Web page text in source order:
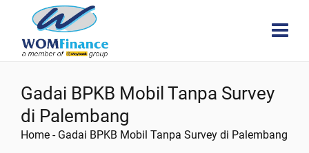
Gadai BPKB Mobil Tanpa Survey
di Palembang
Home - Gadai BPKB Mobil Tanpa Survey di Palembang